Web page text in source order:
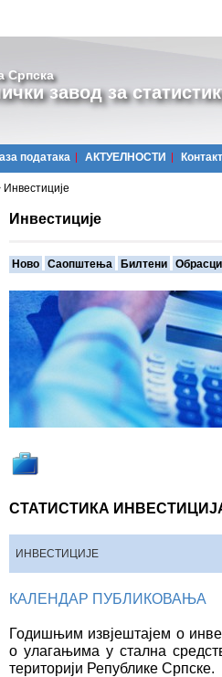
Српска
завод за
података АКТУЕЛНОСТИ Контакт
Инвестиције
Инвестиције
Ново Саопштења Билтени Обрасци
СТАТИСТИКА
ИНВЕСТИЦИЈЕ
КАЛЕНДАР ПУБЛИКОВАЊА
Годишњим извјештајем о
о улагањима у стална
територији Републике Српске.